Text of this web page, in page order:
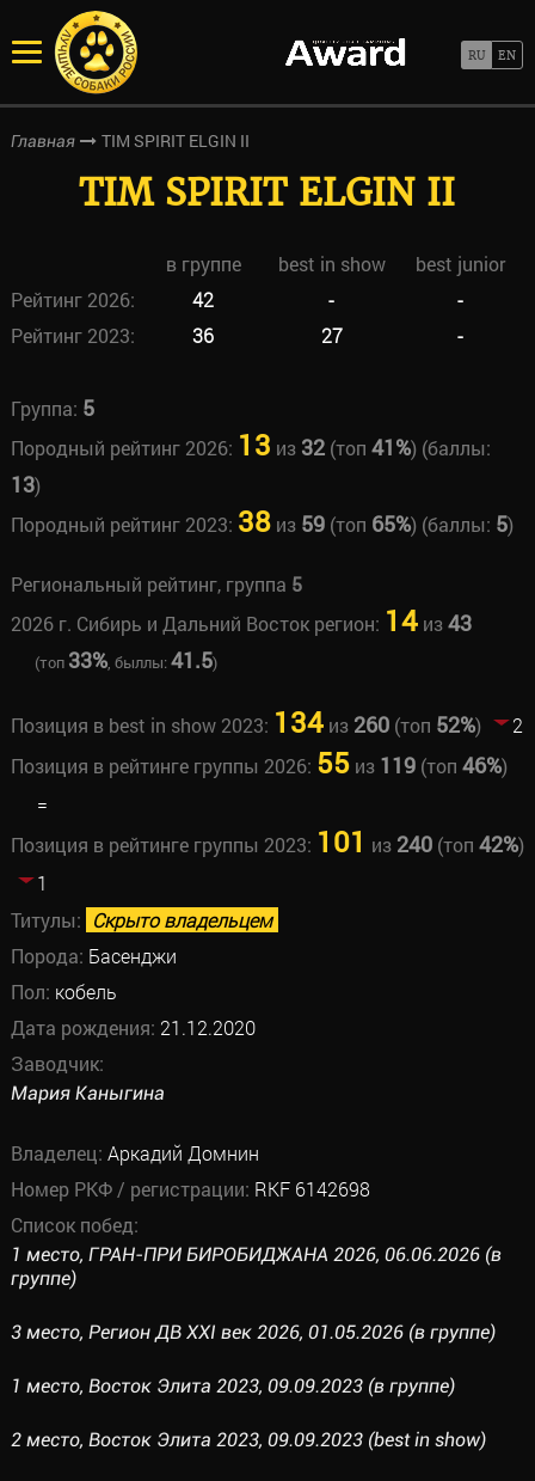
Главная TIM SPIRIT ELGIN II
TIM SPIRIT ELGIN II
в группе best in show
best junior
Рейтинг 2026:
42 -
-
Рейтинг 2023:
36 27 -
Группа: 5
Породный рейтинг 2026: 13 из 32(топ 41%) (баллы:
13)
Породный рейтинг 2023: 38из 59(топ 65%) (баллы: 5)
Региональный рейтинг, группа 5
2026 г. Сибирь и Дальний Восток регион: 14из43
(топ 33%, быллы:41.5)
Позиция в best in show 2023: 134из 260(топ 52%)
2
Позиция в рейтинге группы 2026: 55из 119(топ 46%)
=
Позиция в рейтинге группы 2023: 101 из 240(топ 42%)
1
Титулы: Скрыто владельцем
Порода: Басенджи
Пол: кобель
Дата рождения: 21.12.2020
Заводчик:
Мария Каныгина
Владелец: Аркадий Домнин
Номер РКФ / регистрации: RKF 6142698
Список побед:
1 место, ГРАН-ПРИ БИРОБИДЖАНА 2026, 06.06.2026 (в
группе)
3 место, Регион ДВ XXI век 2026, 01.05.2026 (в группе)
1 место, Восток Элита 2023, 09.09.2023 (в группе)
2 место, Восток Элита 2023, 09.09.2023 (best in show)